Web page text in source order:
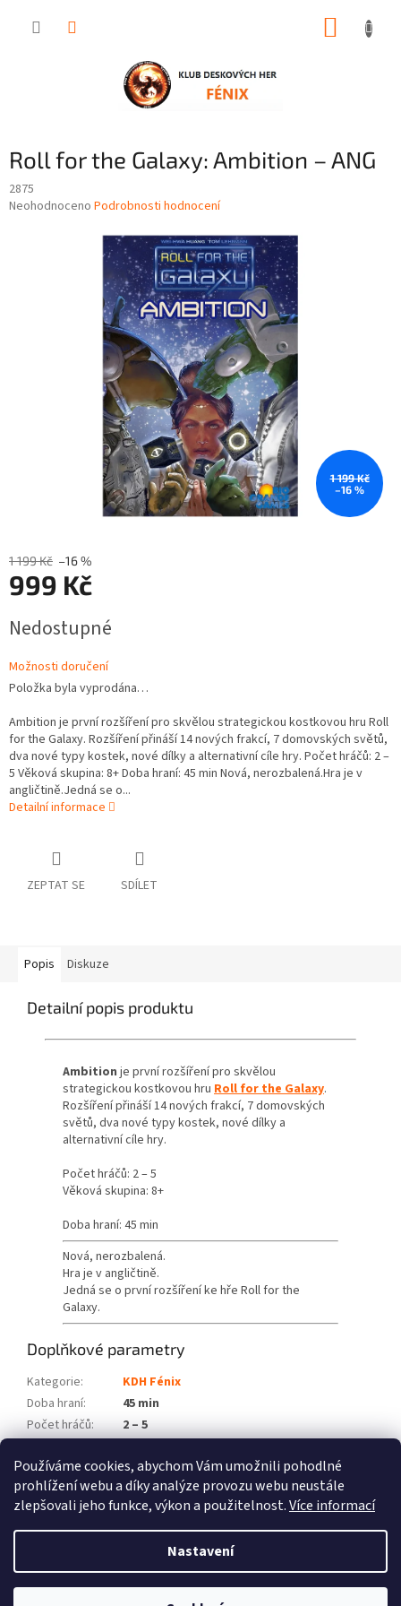
Používáme cookies, abychom Vám umožnili pohodlné
prohlížení webu a díky analýze provozu webu neustále
zlepšovali jeho funkce, výkon a použitelnost.Více informací
Nastavení
Roll for the Galaxy: Ambition – ANG
2875
Průměrné
Neohodnoceno Podrobnosti hodnocení
1 199 Kč
–16 %
1 199 Kč –16 %
999 Kč
cena:
Nedostupné
Možnosti doručení
Položka byla vyprodána…
Ambition je první rozšíření pro skvělou strategickou kostkovou hru Roll
for the Galaxy. Rozšíření přináší 14 nových frakcí, 7 domovských světů,
dva nové typy kostek, nové dílky a alternativní cíle hry. Počet hráčů: 2 –
5 Věková skupina: 8+ Doba hraní: 45 min Nová, nerozbalená.Hra je v
angličtině.Jedná se o...
Detailní informace
ZEPTAT SE SDÍLET
Popis Diskuze
Detailní popis produktu
Ambition je první rozšíření pro skvělou
strategickou kostkovou hru Roll for the Galaxy.
Rozšíření přináší 14 nových frakcí, 7 domovských
světů, dva nové typy kostek, nové dílky a
alternativní cíle hry.
Počet hráčů: 2 – 5
Věková skupina: 8+
Doba hraní: 45 min
Nová, nerozbalená.
Hra je v angličtině.
Jedná se o první rozšíření ke hře Roll for the
Galaxy.
Doplňkové parametry
Kategorie:
KDH Fénix
Doba hraní:
45 min
Počet hráčů:
2 – 5
Položka byla vyprodána…
Vytvořil Shoptet